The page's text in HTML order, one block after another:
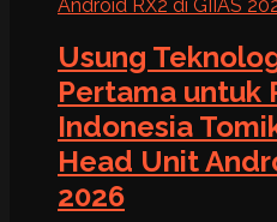
Usung
Pertama untuk
Indonesia
Head Unit
2026